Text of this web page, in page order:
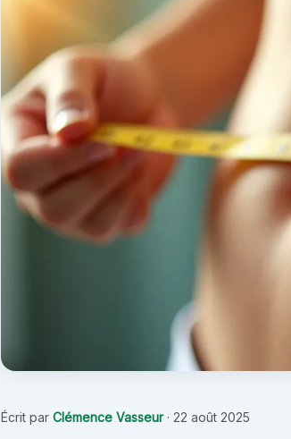
Écrit par Clémence Vasseur· 22 août 2025